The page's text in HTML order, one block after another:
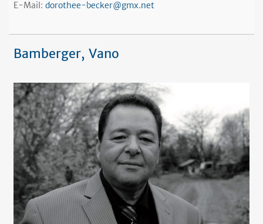
E-Mail: dorothee-becker@gmx.net
Bamberger, Vano